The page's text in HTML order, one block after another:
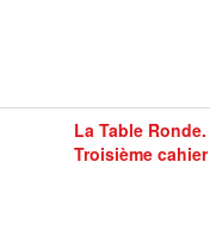
La Table Ronde.
Troisième cahier